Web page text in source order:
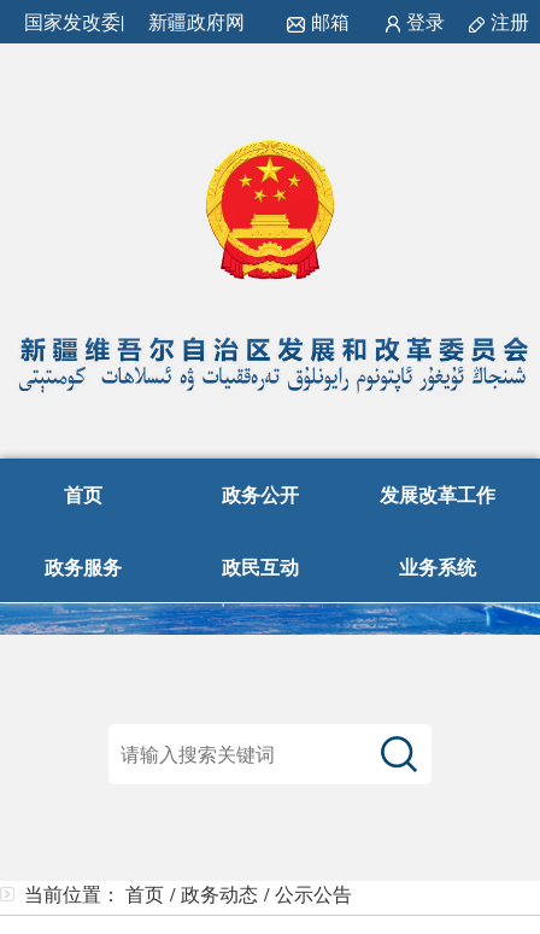
国家发改委| 新疆政府网 邮箱 登录 注册
首页 政务公开 发展改革工作
政务服务 政民互动 业务系统
当前位置： 首页 /政务动态 /公示公告